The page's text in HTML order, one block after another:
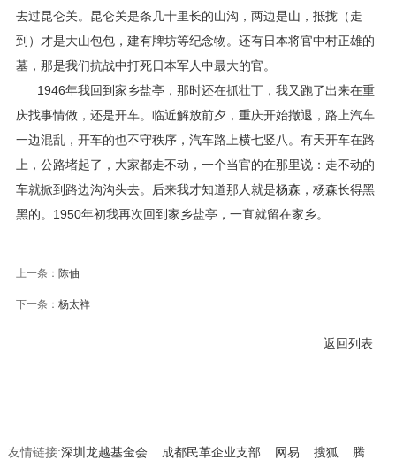
去过昆仑关。昆仑关是条几十里长的山沟，两边是山，抵拢（走
到）才是大山包包，建有牌坊等纪念物。还有日本将官中村正雄的
墓，那是我们抗战中打死日本军人中最大的官。
1946年我回到家乡盐亭，那时还在抓壮丁，我又跑了出来在重
庆找事情做，还是开车。临近解放前夕，重庆开始撤退，路上汽车
一边混乱，开车的也不守秩序，汽车路上横七竖八。有天开车在路
上，公路堵起了，大家都走不动，一个当官的在那里说：走不动的
车就掀到路边沟沟头去。后来我才知道那人就是杨森，杨森长得黑
黑的。1950年初我再次回到家乡盐亭，一直就留在家乡。
上一条： 陈伷
下一条： 杨太祥
返回列表
友情链接:深圳龙越基金会 成都民革企业支部 网易 搜狐 腾